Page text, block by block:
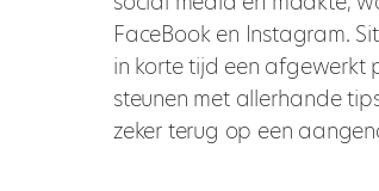
FaceBook en Instagram.
in korte tijd een afgewerkt
steunen met allerhande
zeker terug op een